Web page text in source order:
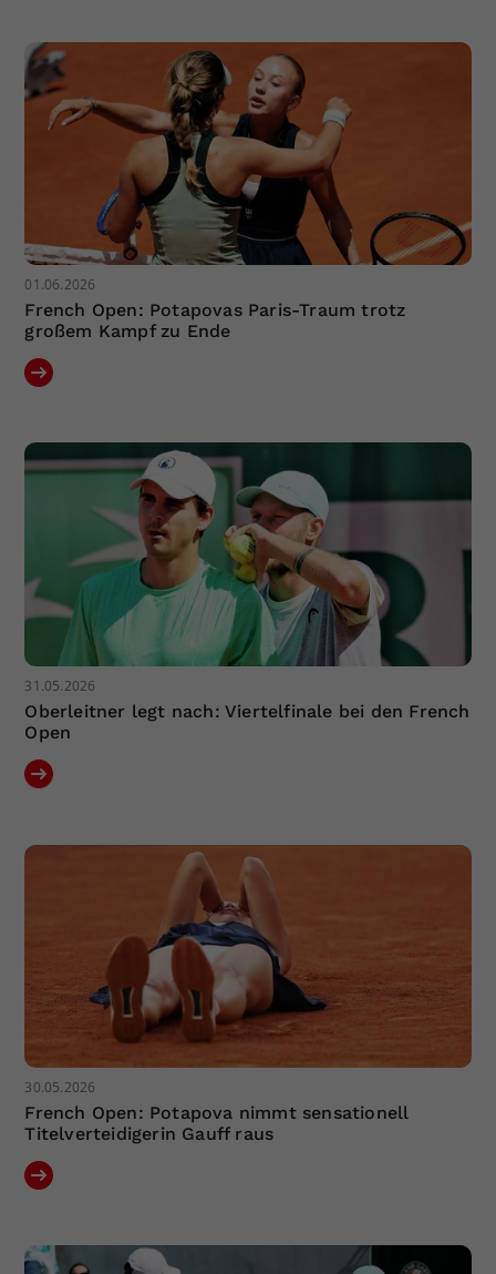
01.06.2026
French Open: Potapovas Paris-Traum trotz
großem Kampf zu Ende
31.05.2026
Oberleitner legt nach: Viertelfinale bei den French
Open
30.05.2026
French Open: Potapova nimmt sensationell
Titelverteidigerin Gauff raus
Zweck
Einstellungen. Unter anderem eine
zufällig generierte ID, für die
historische Speicherung Ihrer
vorgenommen Einstellungen, falls der
Webseiten-Betreiber dies eingestellt
hat.